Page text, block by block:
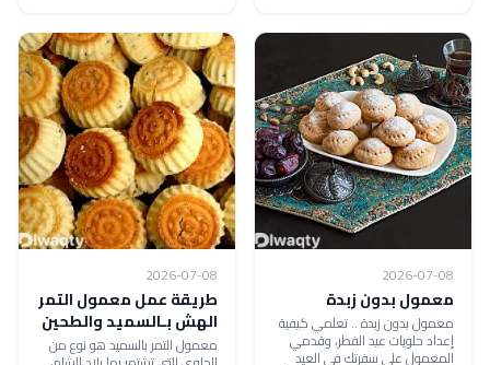
2026-07-08
معمول بدون زبدة
معمول بدون زبدة .. تعلمي كيفية
إعداد حلويات عيد الفطر، وقدمي
المعمول على سفرتك في العيد
2026-07-08
طريقة عمل معمول التمر
الهش بـالسميد والطحين
معمول التمر بالسميد هو نوع من